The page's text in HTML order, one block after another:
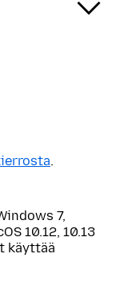
.
7,
10.12, 10.13
käyttää